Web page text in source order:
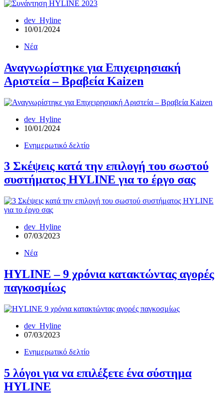
dev_Hyline
10/01/2024
Νέα
Αναγνωρίστηκε για Επιχειρησιακή
Αριστεία – Βραβεία Kaizen
dev_Hyline
10/01/2024
Ενημερωτικό δελτίο
3 Σκέψεις κατά την επιλογή του σωστού
συστήματος HYLINE για το έργο σας
dev_Hyline
07/03/2023
Νέα
HYLINE – 9 χρόνια κατακτώντας αγορές
παγκοσμίως
dev_Hyline
07/03/2023
Ενημερωτικό δελτίο
5 λόγοι για να επιλέξετε ένα σύστημα
HYLINE